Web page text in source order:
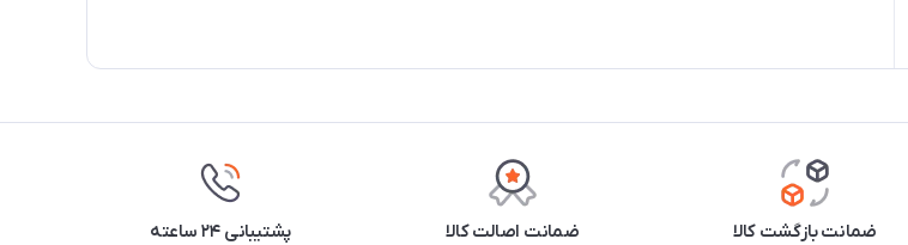
ضمانت بازگشت کالا ضمانت اصالت کالا پشتیبانی ۲۴ ساعته